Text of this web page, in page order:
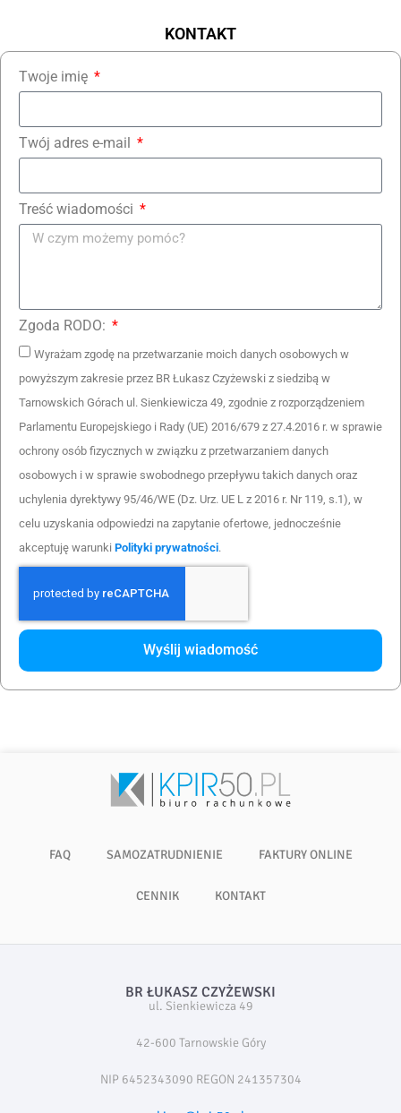
KONTAKT
Twoje imię
Twój adres e-mail
Treść wiadomości
Zgoda RODO:
Wyrażam zgodę na przetwarzanie moich danych osobowych w
powyższym zakresie przez BR Łukasz Czyżewski z siedzibą w
Tarnowskich Górach ul. Sienkiewicza 49, zgodnie z rozporządzeniem
Parlamentu Europejskiego i Rady (UE) 2016/679 z 27.4.2016 r. w sprawie
ochrony osób fizycznych w związku z przetwarzaniem danych
osobowych i w sprawie swobodnego przepływu takich danych oraz
uchylenia dyrektywy 95/46/WE (Dz. Urz. UE L z 2016 r. Nr 119, s.1), w
celu uzyskania odpowiedzi na zapytanie ofertowe, jednocześnie
akceptuję warunki Polityki prywatności.
Wyślij wiadomość
FAQ SAMOZATRUDNIENIE FAKTURY ONLINE
CENNIK KONTAKT
BR ŁUKASZ CZYŻEWSKI
ul. Sienkiewicza 49
42-600 Tarnowskie Góry
NIP 6452343090 REGON 241357304